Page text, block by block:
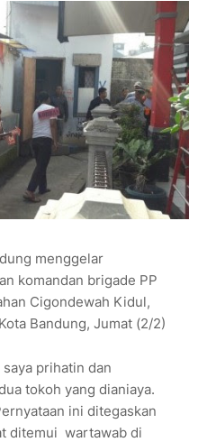
menggelar
komandan brigade PP
Cigondewah Kidul,
Bandung, Jumat (2/2)
saya prihatin dan
tokoh yang dianiaya.
ini ditegaskan
ditemui wartawab di